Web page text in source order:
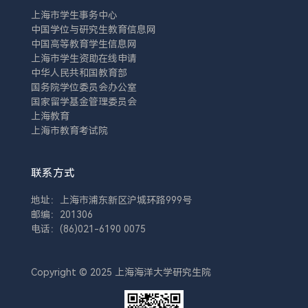
上海市学生事务中心
中国学位与研究生教育信息网
中国高等教育学生信息网
上海市学生资助在线申请
中华人民共和国教育部
国务院学位委员会办公室
国家留学基金管理委员会
上海教育
上海市教育考试院
联系方式
地址：上海市浦东新区沪城环路999号
邮编：201306
电话：(86)021-6190 0075
Copyright © 2025 上海海洋大学研究生院